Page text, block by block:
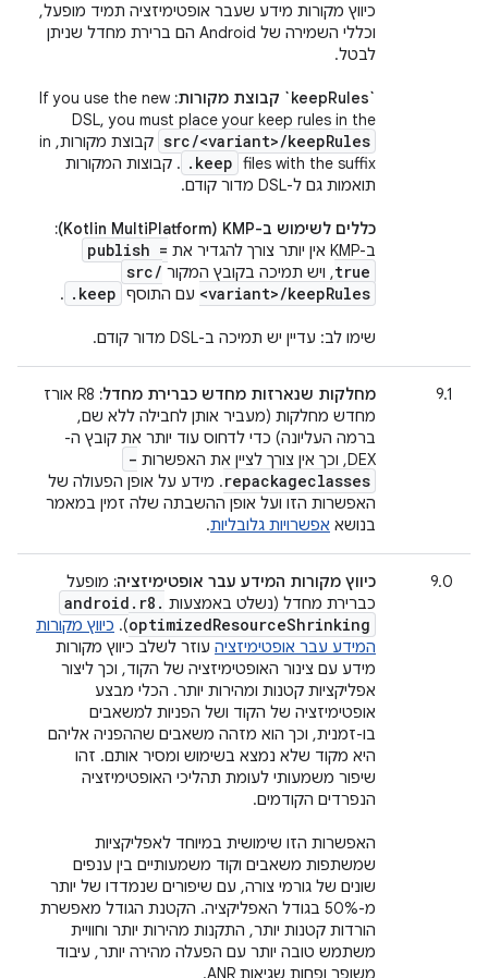
כיווץ מקורות מידע שעבר אופטימיזציה תמיד מופעל,
וכללי השמירה של Android הם ברירת מחדל שניתן
לבטל. ‫
`keepRules` קבוצת מקורות:
If you use the new
DSL, you must place your keep rules in the
src/<variant>/keepRules
קבוצת מקורות, in
files with the suffix
. keep
. קבוצות המקורות
תואמות גם ל-DSL מדור קודם.
כללים לשימוש ב-KMP‏ (Kotlin MultiPlatform):
ב-KMP אין יותר צורך להגדיר את
publish =
true, ויש תמיכה בקובץ המקור src/
<variant>/keepRules עם התוסף . keep
.
שימו לב: עדיין יש תמיכה ב-DSL מדור קודם.
9.1 מחלקות שנארזות מחדש כברירת מחדל:
R8 אורז
מחדש מחלקות (מעביר אותן לחבילה ללא שם,
ברמה העליונה) כדי לדחוס עוד יותר את קובץ ה-
DEX, וכך אין צורך לציין את האפשרות
-
repackageclasses. מידע על אופן הפעולה של
האפשרות הזו ועל אופן ההשבתה שלה זמין במאמר
בנושא אפשרויות גלובליות.
‫9.0 כיווץ מקורות המידע עבר אופטימיזציה: מופעל
כברירת מחדל (נשלט באמצעות
android . r8 .
optimizedResourceShrinking
). כיווץ מקורות
המידע עבר אופטימיזציה עוזר לשלב כיווץ מקורות
מידע עם צינור האופטימיזציה של הקוד, וכך ליצור
אפליקציות קטנות ומהירות יותר. הכלי מבצע
אופטימיזציה של הקוד ושל הפניות למשאבים
בו-זמנית, וכך הוא מזהה משאבים שההפניה אליהם
היא מקוד שלא נמצא בשימוש ומסיר אותם. זהו
שיפור משמעותי לעומת תהליכי האופטימיזציה
הנפרדים הקודמים.
האפשרות הזו שימושית במיוחד לאפליקציות
שמשתפות משאבים וקוד משמעותיים בין ענפים
שונים של גורמי צורה, עם שיפורים שנמדדו של יותר
מ-50% בגודל האפליקציה. הקטנת הגודל מאפשרת
הורדות קטנות יותר, התקנות מהירות יותר וחוויית
משתמש טובה יותר עם הפעלה מהירה יותר, עיבוד
משופר ופחות שגיאות ANR.